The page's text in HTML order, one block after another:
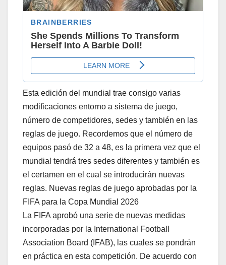
Esta edición del mundial trae consigo varias
modificaciones entorno a sistema de juego,
número de competidores, sedes y también en las
reglas de juego. Recordemos que el número de
equipos pasó de 32 a 48, es la primera vez que el
mundial tendrá tres sedes diferentes y también es
el certamen en el cual se introducirán nuevas
reglas. Nuevas reglas de juego aprobadas por la
FIFA para la Copa Mundial 2026
La FIFA aprobó una serie de nuevas medidas
incorporadas por la International Football
Association Board (IFAB), las cuales se pondrán
en práctica en esta competición. De acuerdo con